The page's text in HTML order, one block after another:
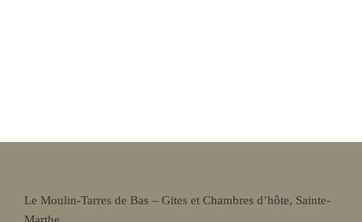
Le Moulin-Tarres de Bas – Gites et Chambres d’hôte, Sainte-